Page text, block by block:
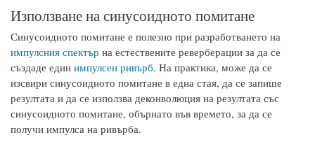
Използване на синусоидното помитане
Синусоидното помитане е полезно при разработването на
импулсния спектър на естествените реверберации за да се
създаде един импулсен ривърб. На практика, може да се
изсвири синусоидното помитане в една стая, да се запише
резултата и да се използва деконволюция на резултата със
синусоидното помитане, обърнато във времето, за да се
получи импулса на ривърба.